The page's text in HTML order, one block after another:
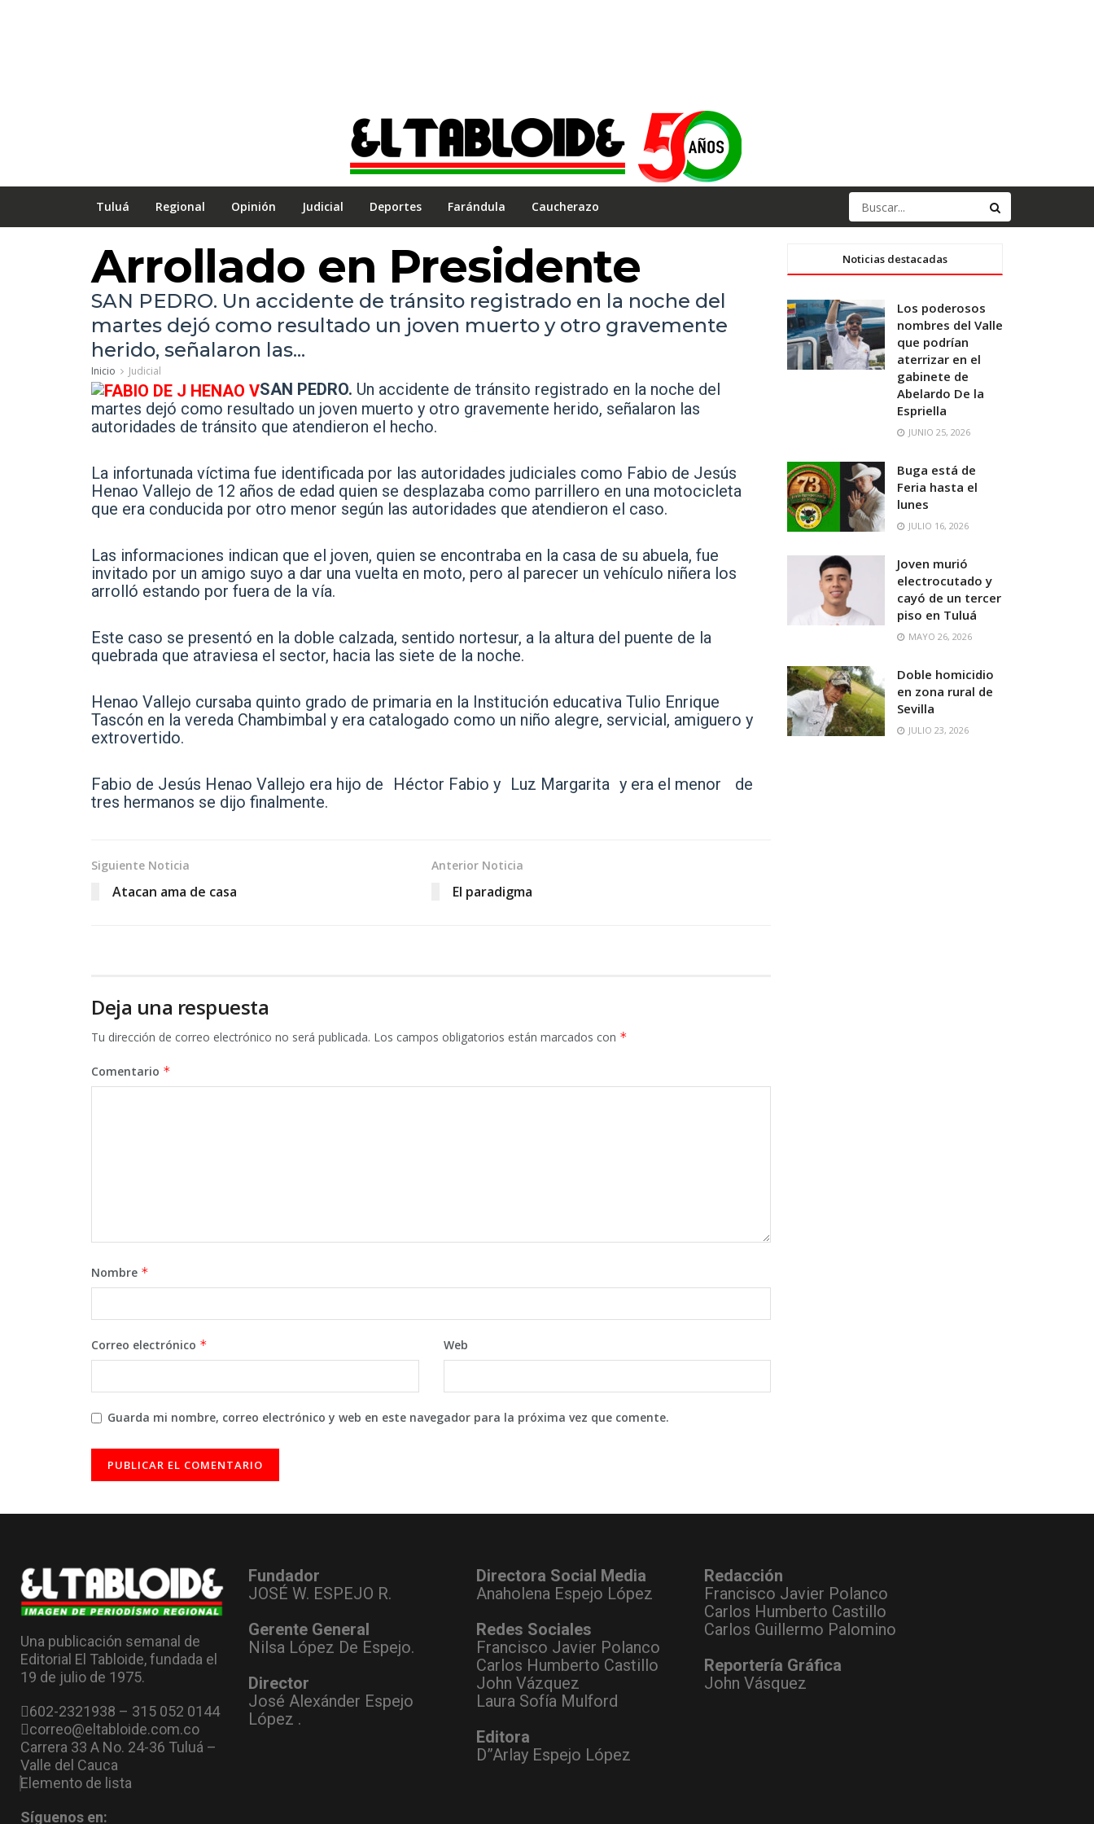
Tuluá Regional Opinión Judicial Deportes Farándula Caucherazo
Arrollado en Presidente
SAN PEDRO. Un accidente de tránsito registrado en la noche del
martes dejó como resultado un joven muerto y otro gravemente
herido, señalaron las...
Inicio Judicial
SAN PEDRO. Un accidente de tránsito registrado en la noche del
martes dejó como resultado un joven muerto y otro gravemente herido, señalaron las
autoridades de tránsito que atendieron el hecho.
La infortunada víctima fue identificada por las autoridades judiciales como Fabio de Jesús
Henao Vallejo de 12 años de edad quien se desplazaba como parrillero en una motocicleta
que era conducida por otro menor según las autoridades que atendieron el caso.
Las informaciones indican que el joven, quien se encontraba en la casa de su abuela, fue
invitado por un amigo suyo a dar una vuelta en moto, pero al parecer un vehículo niñera los
arrolló estando por fuera de la vía.
Este caso se presentó en la doble calzada, sentido nortesur, a la altura del puente de la
quebrada que atraviesa el sector, hacia las siete de la noche.
Henao Vallejo cursaba quinto grado de primaria en la Institución educativa Tulio Enrique
Tascón en la vereda Chambimbal y era catalogado como un niño alegre, servicial, amiguero y
extrovertido.
Fabio de Jesús Henao Vallejo era hijo de Héctor Fabio y Luz Margarita y era el menor de
tres hermanos se dijo finalmente.
Siguiente Noticia
Atacan ama de casa
Anterior Noticia
El paradigma
Deja una respuesta
Tu dirección de correo electrónico no será publicada. Los campos obligatorios están marcados con *
Comentario *
Nombre *
Correo electrónico * Web
Guarda mi nombre, correo electrónico y web en este navegador para la próxima vez que comente.
Noticias destacadas
Los poderosos
nombres del Valle
que podrían
aterrizar en el
gabinete de
Abelardo De la
Espriella
JUNIO 25, 2026
Buga está de
Feria hasta el
lunes
JULIO 16, 2026
Joven murió
electrocutado y
cayó de un tercer
piso en Tuluá
MAYO 26, 2026
Doble homicidio
en zona rural de
Sevilla
JULIO 23, 2026
Una publicación semanal de
Editorial El Tabloide, fundada el
19 de julio de 1975.
602-2321938 – 315 052 0144
correo@eltabloide.com.co
Carrera 33 A No. 24-36 Tuluá –
Valle del Cauca
Elemento de lista
Síguenos en:
Fundador
JOSÉ W. ESPEJO R.
Gerente General
Nilsa López De Espejo.
Director
José Alexánder Espejo
López .
Directora Social Media
Anaholena Espejo López
Redes Sociales
Francisco Javier Polanco
Carlos Humberto Castillo
John Vázquez
Laura Sofía Mulford
Editora
D”Arlay Espejo López
Redacción
Francisco Javier Polanco
Carlos Humberto Castillo
Carlos Guillermo Palomino
Reportería Gráfica
John Vásquez